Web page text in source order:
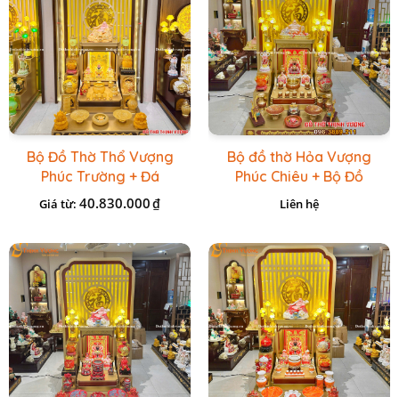
Bộ Đồ Thờ Thổ Vượng
Phúc Trường + Đá
Onix Vàng
Giá từ: 40.830.000₫
Bộ đồ thờ Hỏa Vượng
Phúc Chiêu + Bộ Đồ
Thờ Đá Đỏ Bọc Đồng
Cao cấp
Liên hệ